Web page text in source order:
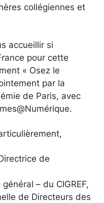
collégiennes et
accueillir si
pour cette
« Osez le
par la
de Paris, avec
de
– du CIGREF,
de Directeurs des